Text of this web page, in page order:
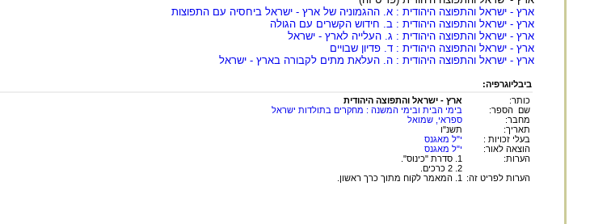
ארץ - ישראל והתפוצה היהודית : א. ההגמוניה של ארץ - ישראל ביחסיה עם התפוצות
ארץ - ישראל והתפוצה היהודית : ב. חידוש הקשרים עם הגולה
ארץ - ישראל והתפוצה היהודית : ג. העלייה לארץ - ישראל
ארץ - ישראל והתפוצה היהודית : ד. פדיון שבויים
ארץ - ישראל והתפוצה היהודית : ה. העלאת מתים לקבורה בארץ - ישראל
ביבליוגרפיה:
כותר:
ארץ - ישראל והתפוצה היהודית
שם הספר:
בימי הבית ובימי המשנה : מחקרים בתולדות ישראל
מחבר:
ספראי, שמואל
תאריך:
תשנ"ו
בעלי זכויות :
י"ל מאגנס
הוצאה לאור:
י"ל מאגנס
הערות:
1. סדרת "כינוס".
2. 2 כרכים.
הערות לפריט זה:
1. המאמר לקוח מתוך כרך ראשון.